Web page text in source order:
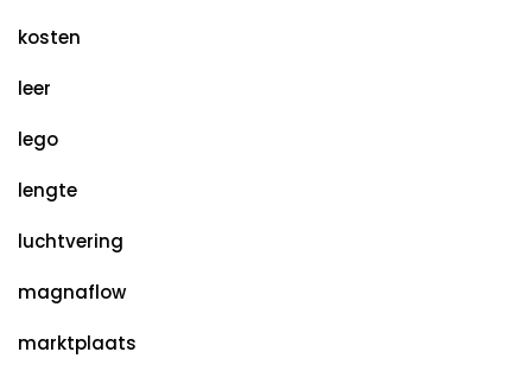
kosten
leer
lego
lengte
luchtvering
magnaflow
marktplaats